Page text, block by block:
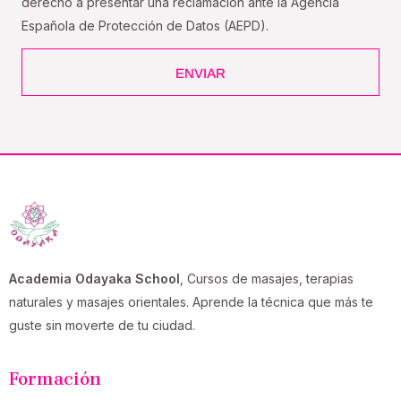
Española de Protección de Datos (AEPD).
ENVIAR
Academia Odayaka School , Cursos de masajes, terapias
naturales y masajes orientales. Aprende la técnica que más te
guste sin moverte de tu ciudad.
Formación